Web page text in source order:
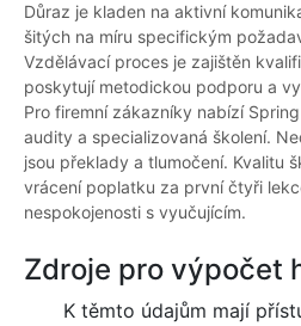
Důraz je kladen na aktivní
šitých na míru specifickým
Vzdělávací proces je zajištěn
poskytují metodickou podporu a
Pro firemní zákazníky nabízí
audity a specializovaná školení.
jsou překlady a tlumočení. Kvalitu
vrácení poplatku za první čtyři
nespokojenosti s vyučujícím.
Zdroje pro výpočet
K těmto údajům mají